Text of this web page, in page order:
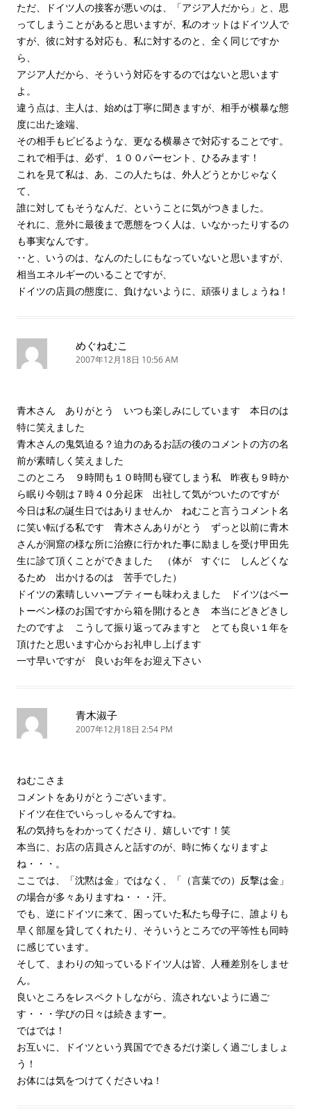
ただ、ドイツ人の接客が悪いのは、「アジア人だから」と、思
ってしまうことがあると思いますが、私のオットはドイツ人で
すが、彼に対する対応も、私に対するのと、全く同じですか
ら、
アジア人だから、そういう対応をするのではないと思います
よ。
違う点は、主人は、始めは丁寧に聞きますが、相手が横暴な態
度に出た途端、
その相手もビビるような、更なる横暴さで対応することです。
これで相手は、必ず、１００パーセント、ひるみます！
これを見て私は、あ、この人たちは、外人どうとかじゃなく
て、
誰に対してもそうなんだ、ということに気がつきました。
それに、意外に最後まで悪態をつく人は、いなかったりするの
も事実なんです。
‥と、いうのは、なんのたしにもなっていないと思いますが、
相当エネルギーのいることですが、
ドイツの店員の態度に、負けないように、頑張りましょうね！
めぐねむこ
2007年12月18日 10:56 AM
青木さん ありがとう いつも楽しみにしています 本日のは
特に笑えました
青木さんの鬼気迫る？迫力のあるお話の後のコメントの方の名
前が素晴しく笑えました
このところ ９時間も１０時間も寝てしまう私 昨夜も９時か
ら眠り今朝は７時４０分起床 出社して気がついたのですが
今日は私の誕生日ではありませんか ねむこと言うコメント名
に笑い転げる私です 青木さんありがとう ずっと以前に青木
さんが洞窟の様な所に治療に行かれた事に励ましを受け甲田先
生に診て頂くことができました （体が すぐに しんどくな
るため 出かけるのは 苦手でした）
ドイツの素晴しいハーブティーも味わえました ドイツはベー
トーベン様のお国ですから箱を開けるとき 本当にどきどきし
たのですよ こうして振り返ってみますと とても良い１年を
頂けたと思います心からお礼申し上げます
一寸早いですが 良いお年をお迎え下さい
青木淑子
2007年12月18日 2:54 PM
ねむこさま
コメントをありがとうございます。
ドイツ在住でいらっしゃるんですね。
私の気持ちをわかってくださり、嬉しいです！笑
本当に、お店の店員さんと話すのが、時に怖くなりますよ
ね・・・。
ここでは、「沈黙は金」ではなく、「（言葉での）反撃は金」
の場合が多々ありますね・・・汗。
でも、逆にドイツに来て、困っていた私たち母子に、誰よりも
早く部屋を貸してくれたり、そういうところでの平等性も同時
に感じています。
そして、まわりの知っているドイツ人は皆、人種差別をしませ
ん。
良いところをレスペクトしながら、流されないように過ご
す・・・学びの日々は続きますー。
ではでは！
お互いに、ドイツという異国でできるだけ楽しく過ごしましょ
う！
お体には気をつけてくださいね！